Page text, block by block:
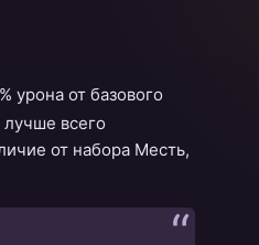
урона от базового
лучше всего
от набора Месть,